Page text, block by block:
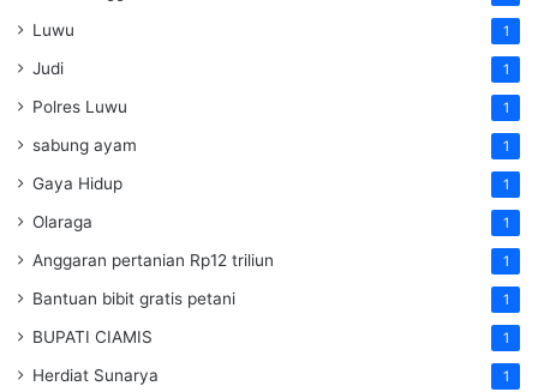
Luwu 1
Judi 1
Polres Luwu 1
sabung ayam 1
Gaya Hidup 1
Olaraga 1
Anggaran pertanian Rp12 triliun 1
Bantuan bibit gratis petani 1
BUPATI CIAMIS 1
Herdiat Sunarya 1